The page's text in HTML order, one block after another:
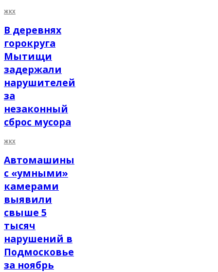
ЖКХ
В деревнях
горокруга
Мытищи
задержали
нарушителей
за
незаконный
сброс мусора
ЖКХ
Автомашины
с «умными»
камерами
выявили
свыше 5
тысяч
нарушений в
Подмосковье
за ноябрь